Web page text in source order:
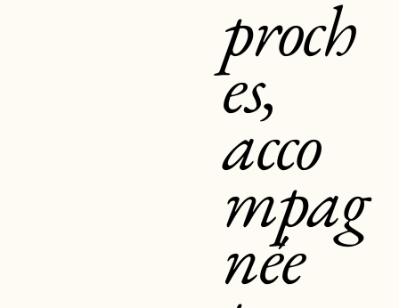
proch
es,
acco
mpag
née